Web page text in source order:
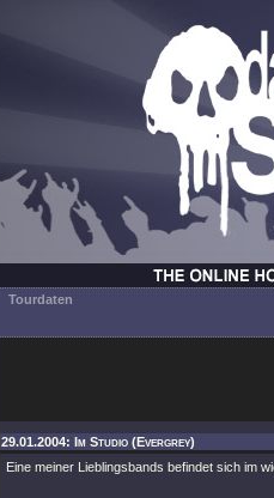
Tourdaten
29.01.2004: Im Studio (Evergrey)
Eine meiner Lieblingsbands befindet sich im